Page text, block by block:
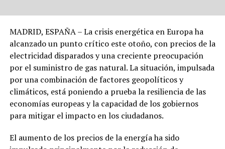
MADRID, ESPAÑA – La crisis energética en Europa ha
alcanzado un punto crítico este otoño, con precios de la
electricidad disparados y una creciente preocupación
por el suministro de gas natural. La situación, impulsada
por una combinación de factores geopolíticos y
climáticos, está poniendo a prueba la resiliencia de las
economías europeas y la capacidad de los gobiernos
para mitigar el impacto en los ciudadanos.
El aumento de los precios de la energía ha sido